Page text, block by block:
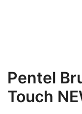
Pentel
Touch